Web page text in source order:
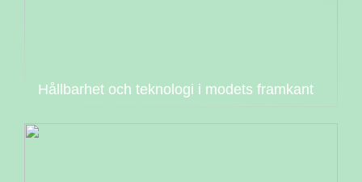
Hållbarhet och teknologi i modets framkant